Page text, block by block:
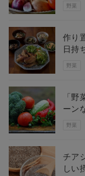
野菜
野菜
作り
日持
野菜
「
ーン
チア
しい